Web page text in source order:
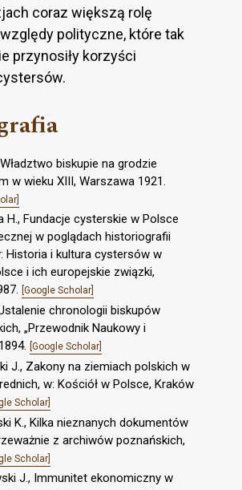
coraz większą rolę
polityczne, które tak
przynosiły korzyści
biskupie na grodzie
w wieku XIII, Warszawa 1921.
H., Fundacje cysterskie w Polsce
w poglądach historiografii
Historia i kultura cystersów w
i ich europejskie związki,
[Google Scholar]
chronologii biskupów
„Przewodnik Naukowy i
[Google Scholar]
J., Zakony na ziemiach polskich w
w: Kościół w Polsce, Kraków
Scholar]
K., Kilka nieznanych dokumentów
z archiwów poznańskich,
Scholar]
J., Immunitet ekonomiczny w